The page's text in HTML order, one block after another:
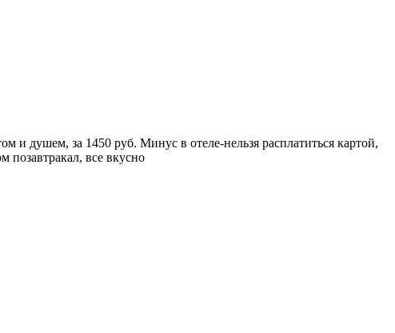
и душем, за 1450 руб. Минус в отеле-нельзя расплатиться картой,
позавтракал, все вкусно